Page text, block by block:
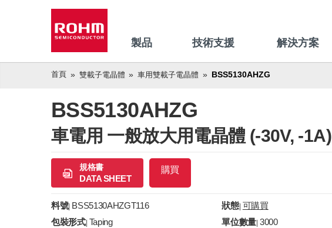
製品 技術支援 解決方案
首頁 雙載子電晶體 車用雙載子電晶體 BSS5130AHZG
BSS5130AHZG
車電用 一般放大用電晶體 (-30V, -1A)
規格書
DATA SHEET
購買
料號| BSS5130AHZGT116 狀態| 可購買
包裝形式| Taping 單位數量 |3000